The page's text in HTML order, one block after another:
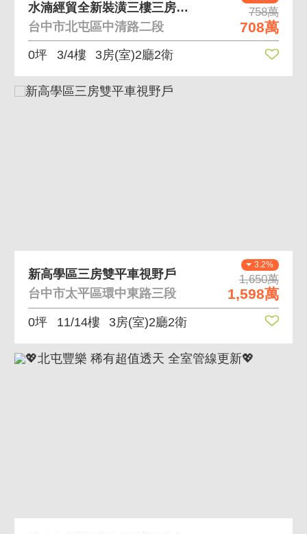
758萬
708萬
水湳經貿全新裝潢三樓三房美寓
台中市北屯區中清路二段
0坪 3/4樓 3房(室)2廳2衛
3.2%
1,650萬
1,598萬
新高學區三房雙平車視野戶
台中市太平區環中東路三段
0坪 11/14樓 3房(室)2廳2衛